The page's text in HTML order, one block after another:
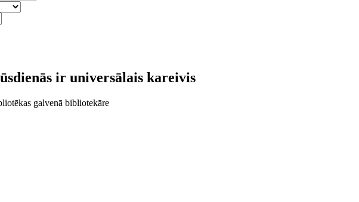
ir universālais kareivis
galvenā bibliotekāre